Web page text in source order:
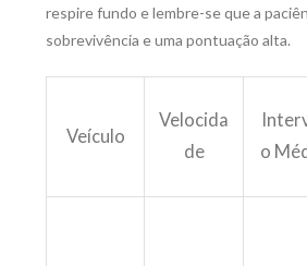
respire fundo e lembre-se que a
sobrevivência e uma pontuação alta.
Veículo
Velocida
de
o